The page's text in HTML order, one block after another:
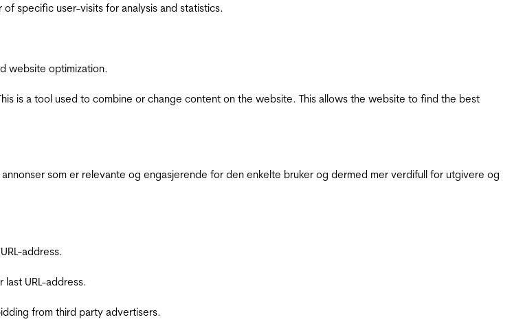
specific user-visits for analysis and statistics.
website optimization.
is a tool used to combine or change content on the website. This allows the website to find the best
som er relevante og engasjerende for den enkelte bruker og dermed mer verdifull for utgivere og
address.
URL-address.
from third party advertisers.